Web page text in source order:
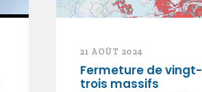
21 AOÛT 2024
Fermeture de vingt-
trois massifs